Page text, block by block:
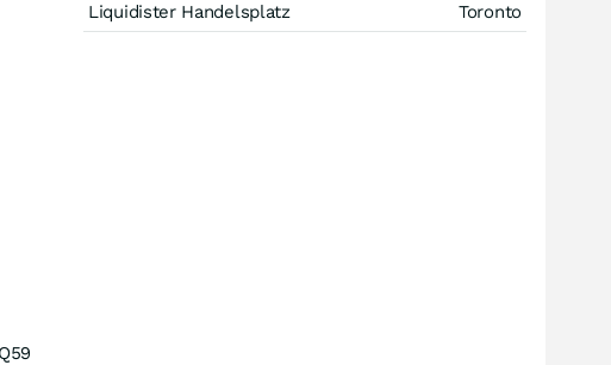
Liquidister Handelsplatz Toronto